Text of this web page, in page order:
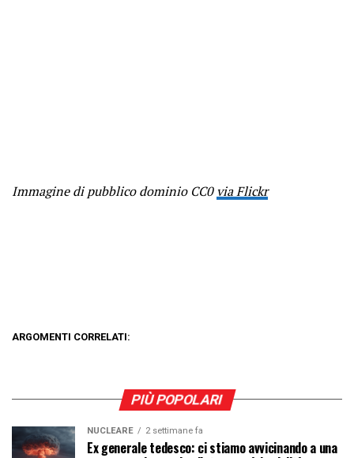
Immagine di pubblico dominio CC0via Flickr
ARGOMENTI CORRELATI:
PIÙ POPOLARI
NUCLEARE 2 settimane fa
Ex generale tedesco: ci stiamo avvicinando a una